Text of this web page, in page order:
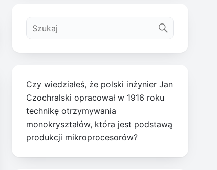
Czy wiedziałeś, że polski inżynier Jan
Czochralski opracował w 1916 roku
technikę otrzymywania
monokryształów, która jest podstawą
produkcji mikroprocesorów?